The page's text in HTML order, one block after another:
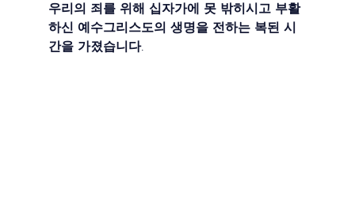
우리의 죄를 위해 십자가에 못 밖히시고 부활
하신 예수그리스도의 생명을 전하는 복된 시
간을 가졌습니다.